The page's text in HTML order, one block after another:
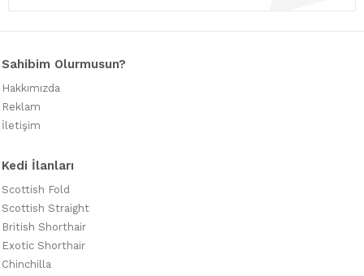
Sahibim Olurmusun?
Hakkımızda
Reklam
İletişim
Kedi İlanları
Scottish Fold
Scottish Straight
British Shorthair
Exotic Shorthair
Chinchilla